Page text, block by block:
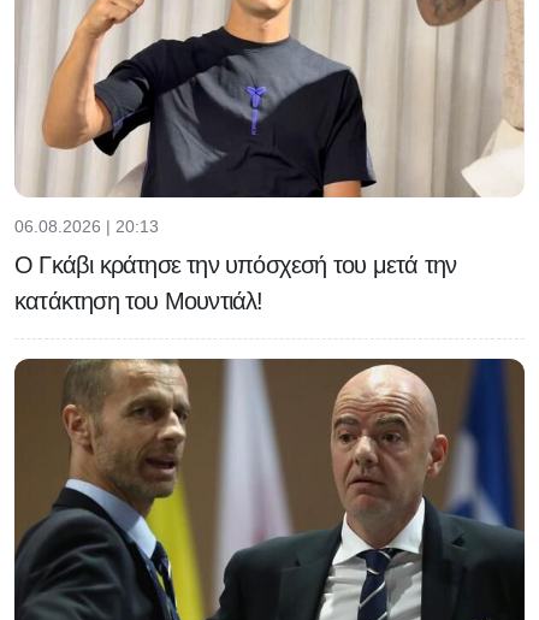
06.08.2026 | 20:13
Ο Γκάβι κράτησε την υπόσχεσή του μετά την
κατάκτηση του Μουντιάλ!